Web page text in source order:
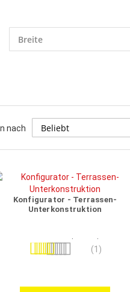
nach
Konfigurator - Terrassen-
Unterkonstruktion
3 Terrassen-Unterkonstruktionen
Bewertung: (1)